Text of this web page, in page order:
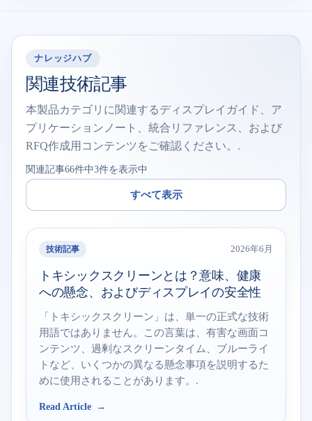
ナレッジハブ
関連技術記事
本製品カテゴリに関連するディスプレイガイド、ア
プリケーションノート、統合リファレンス、および
RFQ作成用コンテンツをご確認ください。.
関連記事66件中3件を表示中
すべて表示
技術記事 2026年6月
トキシックスクリーンとは？意味、健康
への懸念、およびディスプレイの安全性
「トキシックスクリーン」は、単一の正式な技術
用語ではありません。この言葉は、有害な画面コ
ンテンツ、過剰なスクリーンタイム、ブルーライ
トなど、いくつかの異なる懸念事項を説明するた
めに使用されることがあります。.
Read Article